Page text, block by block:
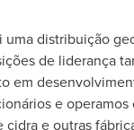
uma distribuição
de liderança
em
e operamos
cidra e outras